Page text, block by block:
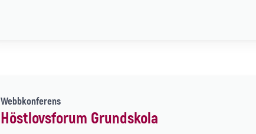
Webbkonferens
Höstlovsforum Grundskola